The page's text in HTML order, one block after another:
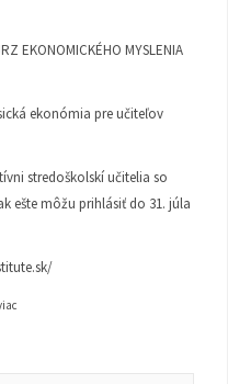
EKONOMICKÉHO MYSLENIA
ekonómia pre učiteľov
stredoškolskí učitelia so
ešte môžu prihlásiť do 31. júla